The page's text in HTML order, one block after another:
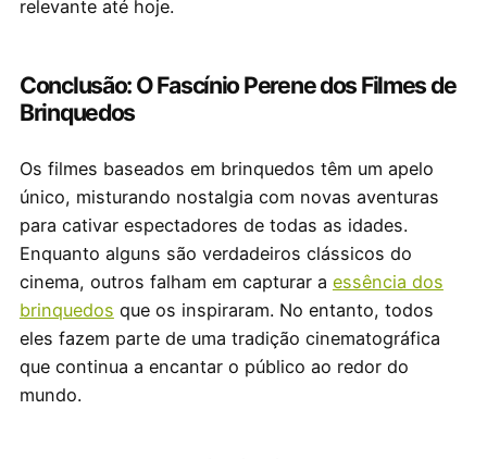
relevante até hoje.
Conclusão: O Fascínio Perene dos Filmes de
Brinquedos
Os filmes baseados em brinquedos têm um apelo
único, misturando nostalgia com novas aventuras
para cativar espectadores de todas as idades.
Enquanto alguns são verdadeiros clássicos do
cinema, outros falham em capturar a essência dos
brinquedos que os inspiraram. No entanto, todos
eles fazem parte de uma tradição cinematográfica
que continua a encantar o público ao redor do
mundo.